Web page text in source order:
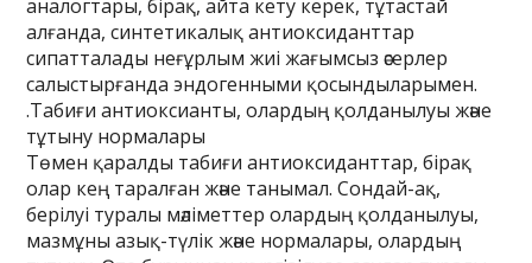
аналогтары, бірақ, айта кету керек, тұтастай
алғанда, синтетикалық антиоксиданттар
сипатталады неғұрлым жиі жағымсыз әсерлер
салыстырғанда эндогенными қосындыларымен.
.Табиғи антиоксианты, олардың қолданылуы және
тұтыну нормалары
Төмен қаралды табиғи антиоксиданттар, бірақ
олар кең таралған және танымал. Сондай-ақ,
берілуі туралы мәліметтер олардың қолданылуы,
мазмұны азық-түлік және нормалары, олардың